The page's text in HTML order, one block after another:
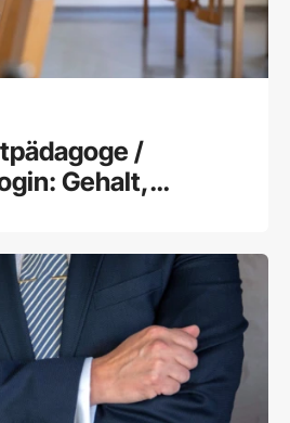
/
Gehalt,